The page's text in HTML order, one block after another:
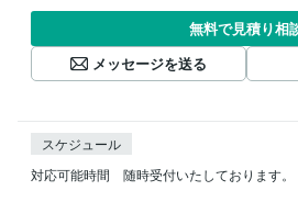
無料で見積り相
メッセージを送る
スケジュール
対応可能時間　随時受付いたしております。